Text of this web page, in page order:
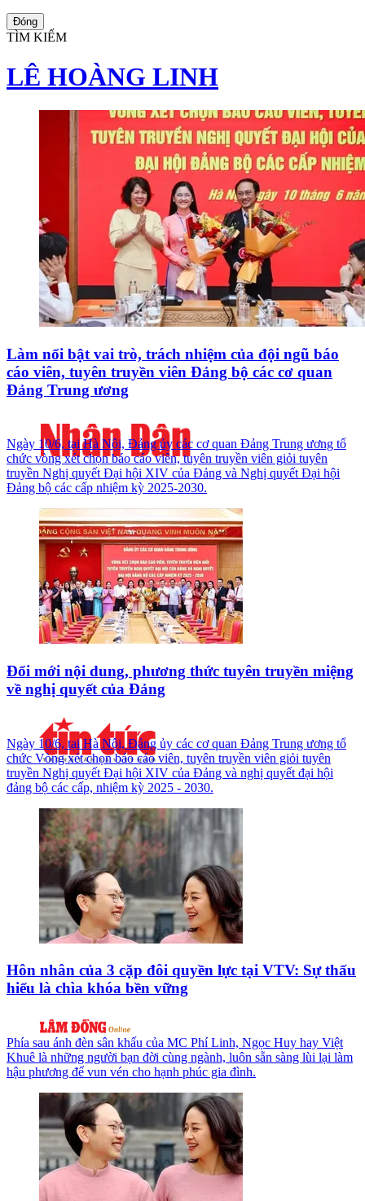
Đóng
TÌM KIẾM
LÊ HOÀNG LINH
Làm nổi bật vai trò, trách nhiệm của đội ngũ báo
cáo viên, tuyên truyền viên Đảng bộ các cơ quan
Đảng Trung ương
Ngày 10/6, tại Hà Nội, Đảng ủy các cơ quan Đảng Trung ương tổ
chức vòng xét chọn báo cáo viên, tuyên truyền viên giỏi tuyên
truyền Nghị quyết Đại hội XIV của Đảng và Nghị quyết Đại hội
Đảng bộ các cấp nhiệm kỳ 2025-2030.
Đổi mới nội dung, phương thức tuyên truyền miệng
về nghị quyết của Đảng
Ngày 10/6, tại Hà Nội, Đảng ủy các cơ quan Đảng Trung ương tổ
chức Vòng xét chọn báo cáo viên, tuyên truyền viên giỏi tuyên
truyền Nghị quyết Đại hội XIV của Đảng và nghị quyết đại hội
đảng bộ các cấp, nhiệm kỳ 2025 - 2030.
Hôn nhân của 3 cặp đôi quyền lực tại VTV: Sự thấu
hiểu là chìa khóa bền vững
Phía sau ánh đèn sân khấu của MC Phí Linh, Ngọc Huy hay Việt
Khuê là những người bạn đời cùng ngành, luôn sẵn sàng lùi lại làm
hậu phương để vun vén cho hạnh phúc gia đình.